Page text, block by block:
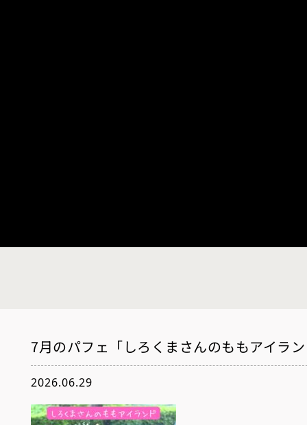
7月のパフェ「しろくまさんのももアイラ
2026.06.29